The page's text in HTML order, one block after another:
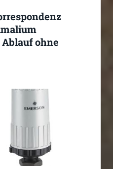
ohne